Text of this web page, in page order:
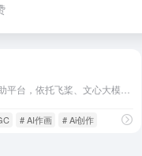
# AI作画 # Ai创作